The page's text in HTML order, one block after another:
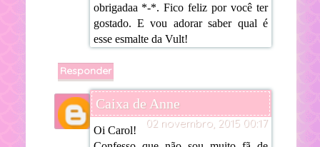
obrigadaa *-*. Fico feliz por você ter
gostado. E vou adorar saber qual é
esse esmalte da Vult!
Responder
Caixa de Anne
02 novembro, 2015 00:17
Oi Carol!